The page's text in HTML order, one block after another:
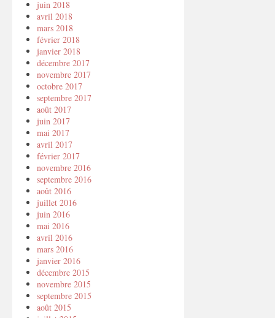
juin 2018
avril 2018
mars 2018
février 2018
janvier 2018
décembre 2017
novembre 2017
octobre 2017
septembre 2017
août 2017
juin 2017
mai 2017
avril 2017
février 2017
novembre 2016
septembre 2016
août 2016
juillet 2016
juin 2016
mai 2016
avril 2016
mars 2016
janvier 2016
décembre 2015
novembre 2015
septembre 2015
août 2015